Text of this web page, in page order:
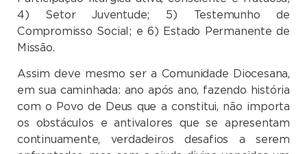
4) Setor Juventude; 5) Testemunho de
Compromisso Social; e 6) Estado Permanente de
Missão.
Assim deve mesmo ser a Comunidade Diocesana,
em sua caminhada: ano após ano, fazendo história
com o Povo de Deus que a constitui, não importa
os obstáculos e antivalores que se apresentam
continuamente, verdadeiros desafios a serem